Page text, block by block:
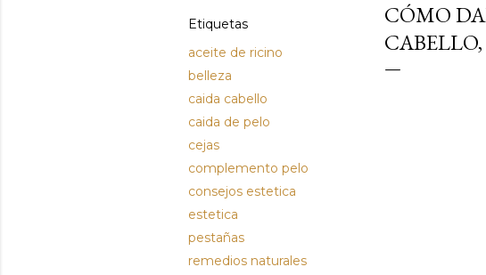
Etiquetas
aceite de ricino
belleza
caida cabello
caida de pelo
cejas
complemento pelo
consejos estetica
estetica
pestañas
remedios naturales
CÓMO
CABELLO,